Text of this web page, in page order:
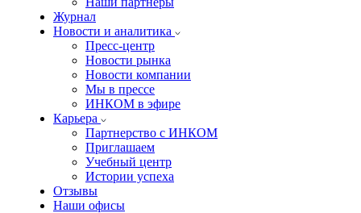
Журнал
Новости и аналитика
Пресс-центр
Новости рынка
Новости компании
Мы в прессе
ИНКОМ в эфире
Карьера
Партнерство с ИНКОМ
Приглашаем
Учебный центр
Истории успеха
Отзывы
Наши офисы